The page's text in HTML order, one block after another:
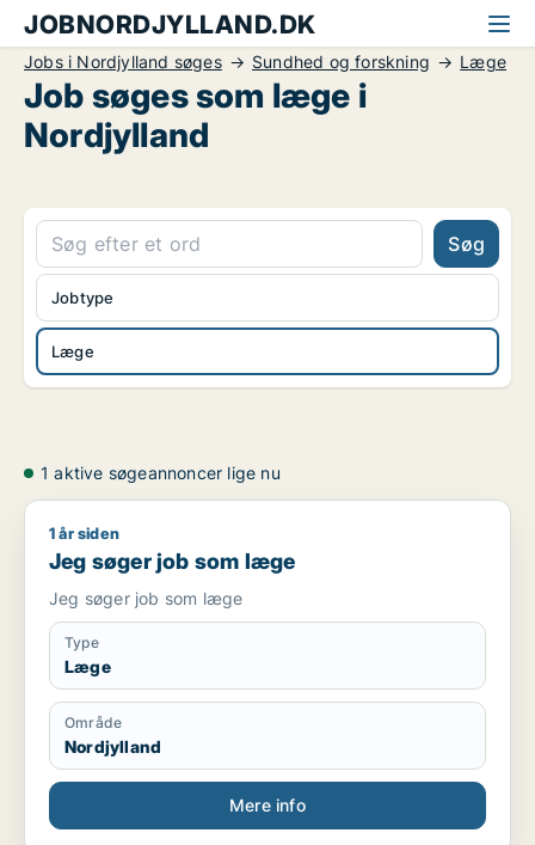
JOBNORDJYLLAND.DK
Jobs i Nordjylland søges Sundhed og forskning Læge
Job søges som læge i
Nordjylland
Søg
Læge
Jobtype
1 aktive søgeannoncer lige nu
Jeg søger job som læge
1 år siden
Jeg søger job som læge
Jeg søger job som læge
Type
Læge
Område
Nordjylland
Mere info